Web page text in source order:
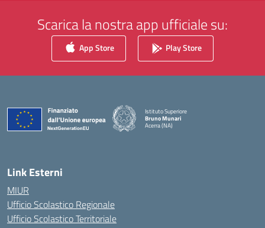
Scarica la nostra app ufficiale su:
App Store Play Store
Istituto Superiore
Bruno Munari
Acerra (NA)
Link Esterni
MIUR
Ufficio Scolastico Regionale
Ufficio Scolastico Territoriale